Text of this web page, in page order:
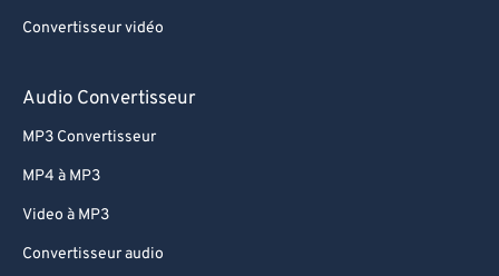
Convertisseur vidéo
Audio Convertisseur
MP3 Convertisseur
MP4 à MP3
Video à MP3
Convertisseur audio